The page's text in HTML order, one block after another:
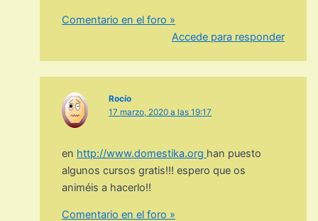
Comentario en el foro »
Accede para responder
Rocío
17 marzo, 2020 a las 19:17
en http://www.domestika.org han puesto
algunos cursos gratis!!! espero que os
animéis a hacerlo!!
Comentario en el foro »